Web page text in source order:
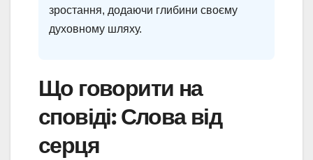
зростання, додаючи глибини своєму
духовному шляху.
Що говорити на
сповіді: Слова від
серця